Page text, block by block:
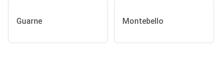
Guarne Montebello